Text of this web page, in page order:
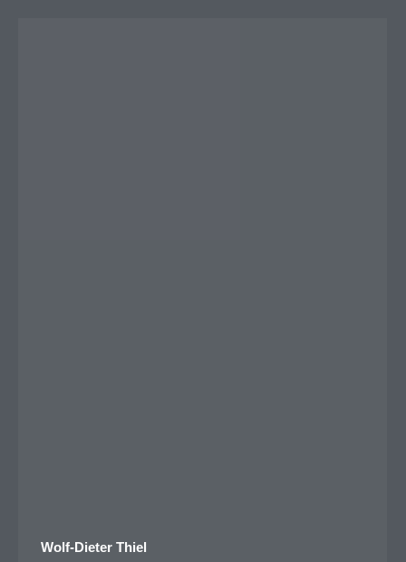
Wolf-Dieter Thiel